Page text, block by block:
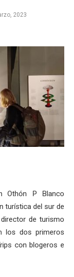
2023
Othón P Blanco
turística del sur de
de turismo
los dos primeros
con blogeros e